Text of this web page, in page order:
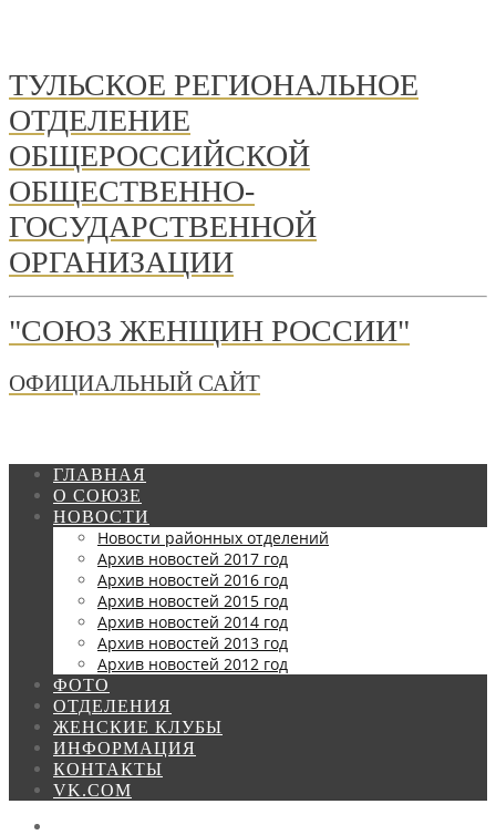
ТУЛЬСКОЕ РЕГИОНАЛЬНОЕ
ОТДЕЛЕНИЕ
ОБЩЕРОССИЙСКОЙ
ОБЩЕСТВЕННО-
ГОСУДАРСТВЕННОЙ
ОРГАНИЗАЦИИ
"СОЮЗ ЖЕНЩИН РОССИИ"
ОФИЦИАЛЬНЫЙ САЙТ
ГЛАВНАЯ
О СОЮЗЕ
НОВОСТИ
Новости районных отделений
Архив новостей 2017 год
Архив новостей 2016 год
Архив новостей 2015 год
Архив новостей 2014 год
Архив новостей 2013 год
Архив новостей 2012 год
ФОТО
ОТДЕЛЕНИЯ
ЖЕНСКИЕ КЛУБЫ
ИНФОРМАЦИЯ
КОНТАКТЫ
VK.COM